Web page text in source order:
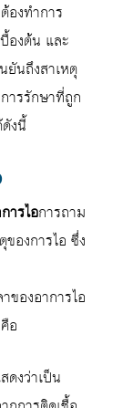
องทำการ
องต้น และ
ยันถึงสาเหตุ
ารรักษาที่ถูก
งนี้
ารไอการถาม
องการไอ ซึ่ง
ของอาการไอ
อ
งว่าเป็น